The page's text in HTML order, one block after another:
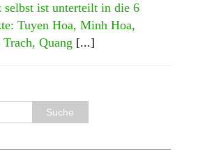
ist unterteilt in die 6
Tuyen Hoa, Minh Hoa,
Quang [...]